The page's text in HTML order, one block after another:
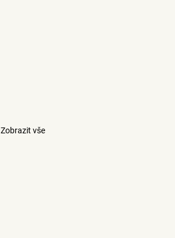
Zobrazit vše